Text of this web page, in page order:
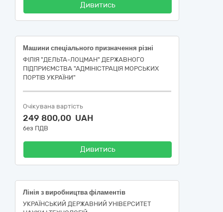
Дивитись
Машини спеціального призначення різні
ФІЛІЯ "ДЕЛЬТА-ЛОЦМАН" ДЕРЖАВНОГО
ПІДПРИЄМСТВА "АДМІНІСТРАЦІЯ МОРСЬКИХ
ПОРТІВ УКРАЇНИ"
Очікувана вартість
249 800,00 UAH
без ПДВ
Дивитись
Лінія з виробництва філаментів
УКРАЇНСЬКИЙ ДЕРЖАВНИЙ УНІВЕРСИТЕТ